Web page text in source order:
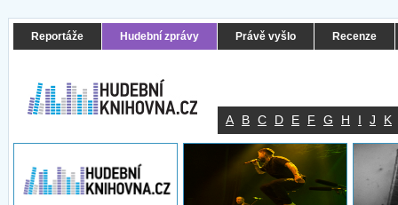
Reportáže Hudební zprávy Právě vyšlo Recenze
A B C D E F G H I J K